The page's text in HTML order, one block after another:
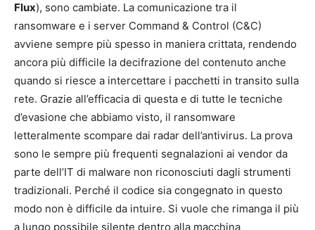
Flux), sono cambiate. La comunicazione tra il
ransomware e i server Command & Control (C&C)
avviene sempre più spesso in maniera crittata, rendendo
ancora più difficile la decifrazione del contenuto anche
quando si riesce a intercettare i pacchetti in transito sulla
rete. Grazie all’efficacia di questa e di tutte le tecniche
d’evasione che abbiamo visto, il ransomware
letteralmente scompare dai radar dell’antivirus. La prova
sono le sempre più frequenti segnalazioni ai vendor da
parte dell’IT di malware non riconosciuti dagli strumenti
tradizionali. Perché il codice sia congegnato in questo
modo non è difficile da intuire. Si vuole che rimanga il più
a lungo possibile silente dentro alla macchina